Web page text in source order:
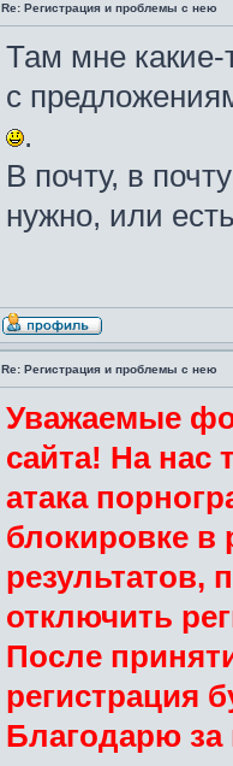
Re: Регистрация и проблемы с нею
Там мне
с
.
В почту, в
нужно, или
Re: Регистрация и проблемы с нею
Уважаемые
сайта! На нас
атака
блокировке в
отключить
После
регистрация
Благодарю